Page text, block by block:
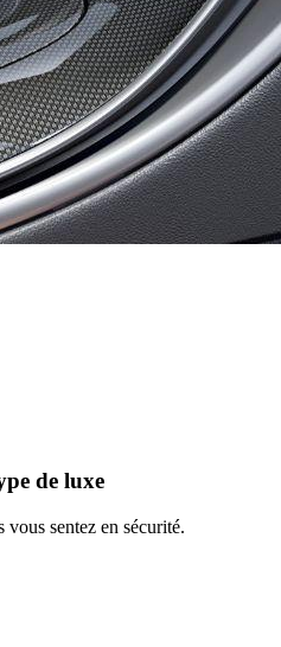
de luxe
sentez en sécurité.